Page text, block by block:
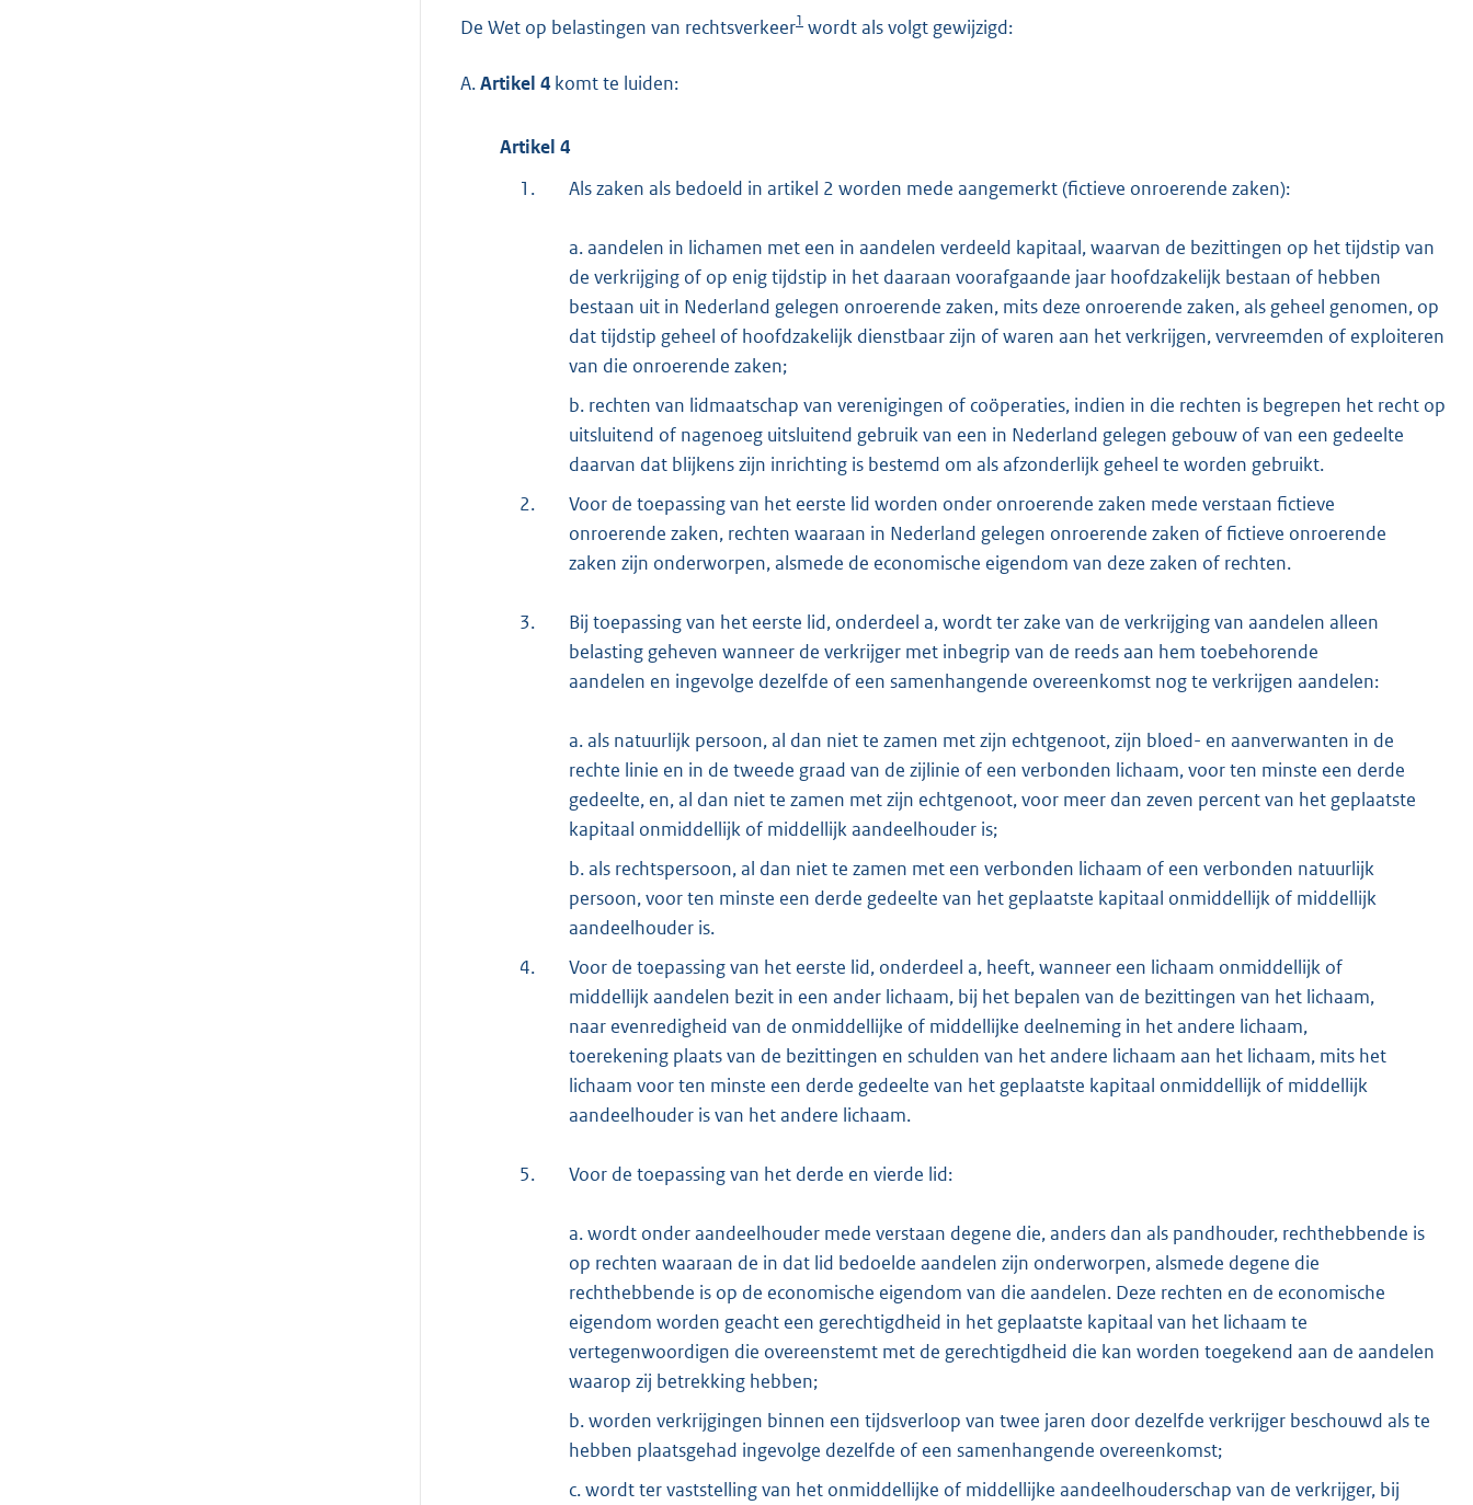
De Wet op belastingen van rechtsverkeer1 wordt als volgt gewijzigd:
A.Artikel 4 komt te luiden:
Artikel 4
1.
Als zaken als bedoeld in artikel 2 worden mede aangemerkt (fictieve onroerende zaken):
a. aandelen in lichamen met een in aandelen verdeeld kapitaal, waarvan de bezittingen op het tijdstip van
de verkrijging of op enig tijdstip in het daaraan voorafgaande jaar hoofdzakelijk bestaan of hebben
bestaan uit in Nederland gelegen onroerende zaken, mits deze onroerende zaken, als geheel genomen, op
dat tijdstip geheel of hoofdzakelijk dienstbaar zijn of waren aan het verkrijgen, vervreemden of exploiteren
van die onroerende zaken;
b. rechten van lidmaatschap van verenigingen of coöperaties, indien in die rechten is begrepen het recht op
uitsluitend of nagenoeg uitsluitend gebruik van een in Nederland gelegen gebouw of van een gedeelte
daarvan dat blijkens zijn inrichting is bestemd om als afzonderlijk geheel te worden gebruikt.
2.
Voor de toepassing van het eerste lid worden onder onroerende zaken mede verstaan fictieve
onroerende zaken, rechten waaraan in Nederland gelegen onroerende zaken of fictieve onroerende
zaken zijn onderworpen, alsmede de economische eigendom van deze zaken of rechten.
3.
Bij toepassing van het eerste lid, onderdeel a, wordt ter zake van de verkrijging van aandelen alleen
belasting geheven wanneer de verkrijger met inbegrip van de reeds aan hem toebehorende
aandelen en ingevolge dezelfde of een samenhangende overeenkomst nog te verkrijgen aandelen:
a. als natuurlijk persoon, al dan niet te zamen met zijn echtgenoot, zijn bloed- en aanverwanten in de
rechte linie en in de tweede graad van de zijlinie of een verbonden lichaam, voor ten minste een derde
gedeelte, en, al dan niet te zamen met zijn echtgenoot, voor meer dan zeven percent van het geplaatste
kapitaal onmiddellijk of middellijk aandeelhouder is;
b. als rechtspersoon, al dan niet te zamen met een verbonden lichaam of een verbonden natuurlijk
persoon, voor ten minste een derde gedeelte van het geplaatste kapitaal onmiddellijk of middellijk
aandeelhouder is.
4.
Voor de toepassing van het eerste lid, onderdeel a, heeft, wanneer een lichaam onmiddellijk of
middellijk aandelen bezit in een ander lichaam, bij het bepalen van de bezittingen van het lichaam,
naar evenredigheid van de onmiddellijke of middellijke deelneming in het andere lichaam,
toerekening plaats van de bezittingen en schulden van het andere lichaam aan het lichaam, mits het
lichaam voor ten minste een derde gedeelte van het geplaatste kapitaal onmiddellijk of middellijk
aandeelhouder is van het andere lichaam.
5. Voor de toepassing van het derde en vierde lid:
a. wordt onder aandeelhouder mede verstaan degene die, anders dan als pandhouder, rechthebbende is
op rechten waaraan de in dat lid bedoelde aandelen zijn onderworpen, alsmede degene die
rechthebbende is op de economische eigendom van die aandelen. Deze rechten en de economische
eigendom worden geacht een gerechtigdheid in het geplaatste kapitaal van het lichaam te
vertegenwoordigen die overeenstemt met de gerechtigdheid die kan worden toegekend aan de aandelen
waarop zij betrekking hebben;
b. worden verkrijgingen binnen een tijdsverloop van twee jaren door dezelfde verkrijger beschouwd als te
hebben plaatsgehad ingevolge dezelfde of een samenhangende overeenkomst;
c. wordt ter vaststelling van het onmiddellijke of middellijke aandeelhouderschap van de verkrijger, bij